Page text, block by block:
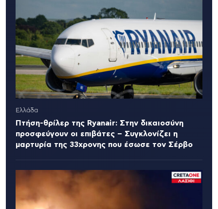
Ελλάδα
Πτήση-θρίλερ της Ryanair: Στην δικαιοσύνη
προσφεύγουν οι επιβάτες – Συγκλονίζει η
μαρτυρία της 33χρονης που έσωσε τον Σέρβο